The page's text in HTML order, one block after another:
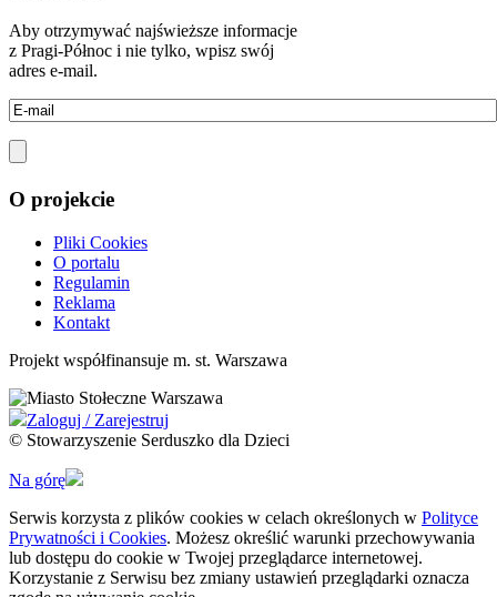
Aby otrzymywać najświeższe informacje
z Pragi-Północ i nie tylko, wpisz swój
adres e-mail.
O projekcie
Pliki Cookies
O portalu
Regulamin
Reklama
Kontakt
Projekt współfinansuje m. st. Warszawa
Zaloguj / Zarejestruj
© Stowarzyszenie Serduszko dla Dzieci
Na górę
Serwis korzysta z plików cookies w celach określonych w Polityce
Prywatności i Cookies. Możesz określić warunki przechowywania
lub dostępu do cookie w Twojej przeglądarce internetowej.
Korzystanie z Serwisu bez zmiany ustawień przeglądarki oznacza